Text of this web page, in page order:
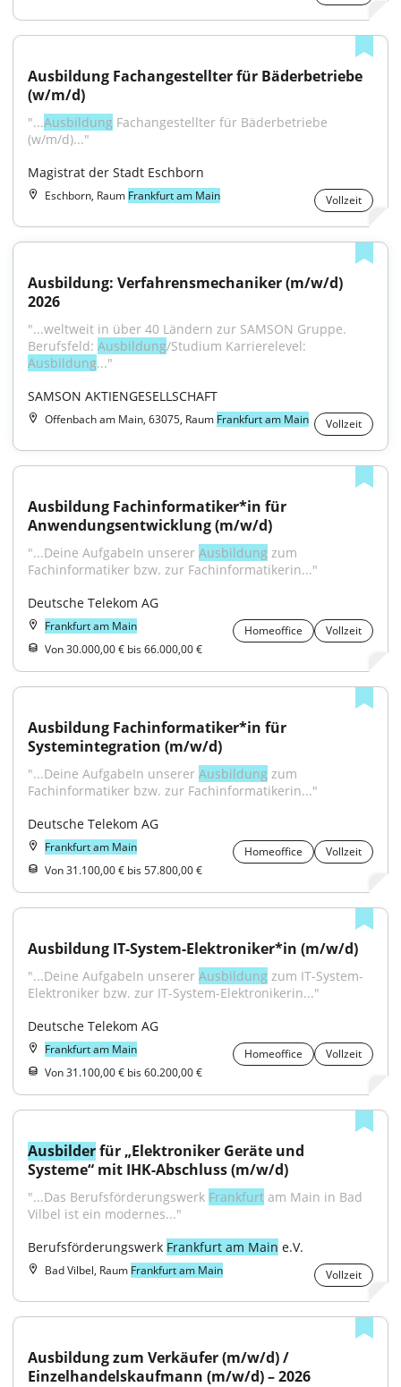
Ausbildung Fachangestellter für Bäderbetriebe
(w/m/d)
"...Ausbildung Fachangestellter für Bäderbetriebe
(w/m/d)..."
Magistrat der Stadt Eschborn
Eschborn, Raum Frankfurt am Main Vollzeit
Ausbildung: Verfahrensmechaniker (m/w/d)
2026
"...weltweit in über 40 Ländern zur SAMSON Gruppe.
Berufsfeld: Ausbildung
Ausbildung..."
SAMSON AKTIENGESELLSCHAFT
Offenbach am Main, 63075, Raum Frankfurt am Main Vollzeit
Ausbildung Fachinformatiker*in für
Anwendungsentwicklung (m/w/d)
"...Deine AufgabeIn unserer Ausbildung zum
Fachinformatiker bzw. zur Fachinformatikerin..."
Deutsche Telekom AG
Frankfurt am Main Homeoffice
Vollzeit
Von 30.000,00 € bis 66.000,00 €
Ausbildung Fachinformatiker*in für
Systemintegration (m/w/d)
"...Deine AufgabeIn unserer Ausbildung zum
Fachinformatiker bzw. zur Fachinformatikerin..."
Deutsche Telekom AG
Frankfurt am Main Homeoffice
Vollzeit
Von 31.100,00 € bis 57.800,00 €
Ausbildung IT-System-Elektroniker*in (m/w/d)
"...Deine AufgabeIn unserer Ausbildung zum IT-System-
Elektroniker bzw. zur IT-System-Elektronikerin..."
Deutsche Telekom AG
Frankfurt am Main Homeoffice
Vollzeit
Von 31.100,00 € bis 60.200,00 €
Ausbilder für „Elektroniker Geräte und
Systeme“ mit IHK-Abschluss (m/w/d)
"...Das Berufsförderungswerk Frankfurt am Main in Bad
Vilbel ist ein modernes..."
Berufsförderungswerk Frankfurt am Main e.V.
Bad Vilbel, Raum Frankfurt am Main Vollzeit
Ausbildung zum Verkäufer (m/w/d) /
Einzelhandelskaufmann (m/w/d) – 2026